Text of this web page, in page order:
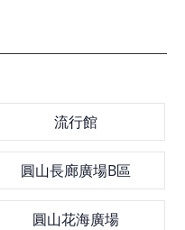
流行館
圓山長廊廣場B區
圓山花海廣場